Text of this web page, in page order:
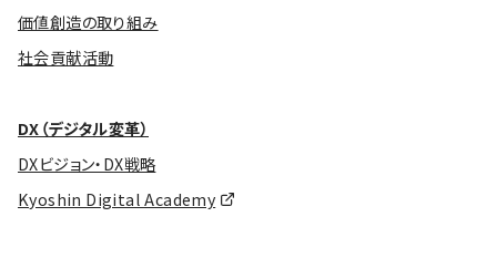
価値創造の取り組み
社会貢献活動
DX（デジタル変革）
DXビジョン・DX戦略
Kyoshin Digital Academy